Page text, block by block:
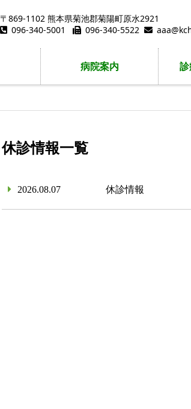
〒869-1102 熊本県菊池郡菊陽町原水2921
096-340-5001
096-340-5522
病院案内
休診情報一覧
2026.08.07 休診情報